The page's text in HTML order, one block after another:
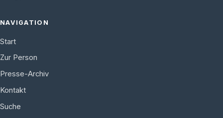
NAVIGATION
Start
Zur Person
Presse-Archiv
Kontakt
Suche